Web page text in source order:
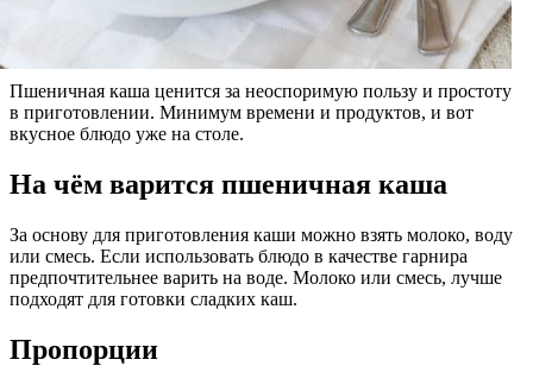
Пшеничная каша ценится за неоспоримую пользу и простоту
в приготовлении. Минимум времени и продуктов, и вот
вкусное блюдо уже на столе.
На чём варится пшеничная каша
За основу для приготовления каши можно взять молоко, воду
или смесь. Если использовать блюдо в качестве гарнира
предпочтительнее варить на воде. Молоко или смесь, лучше
подходят для готовки сладких каш.
Пропорции